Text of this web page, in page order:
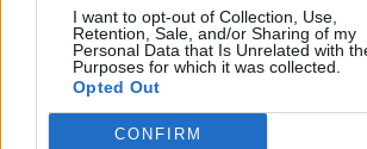
I want to opt-out of Collection, Use,
Retention, Sale, and/or Sharing of my
Personal Data that Is Unrelated with
Purposes for which it was collected.
Opted Out
CONFIRM